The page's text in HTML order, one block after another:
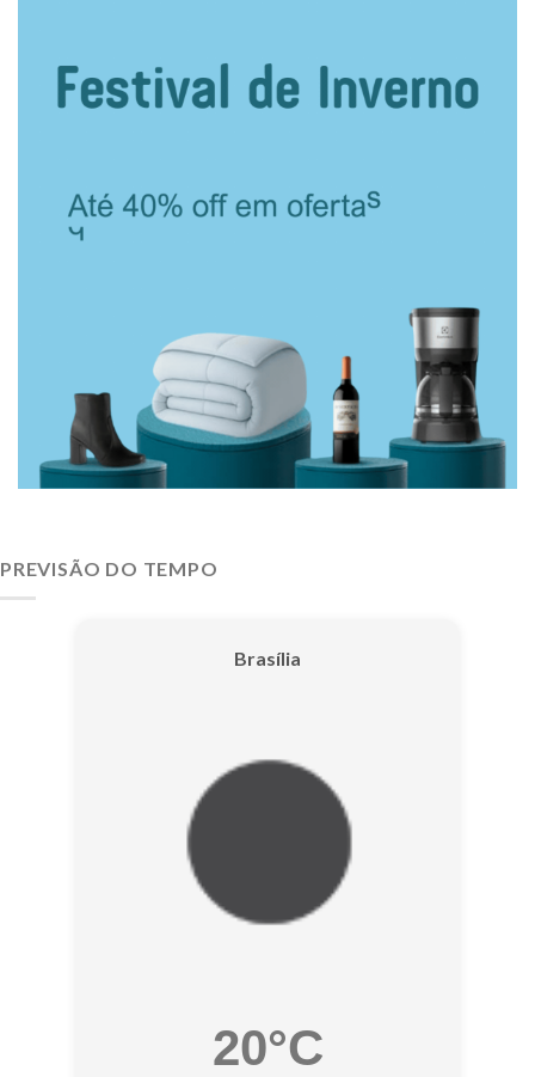
PREVISÃO DO TEMPO
Brasília
20°C